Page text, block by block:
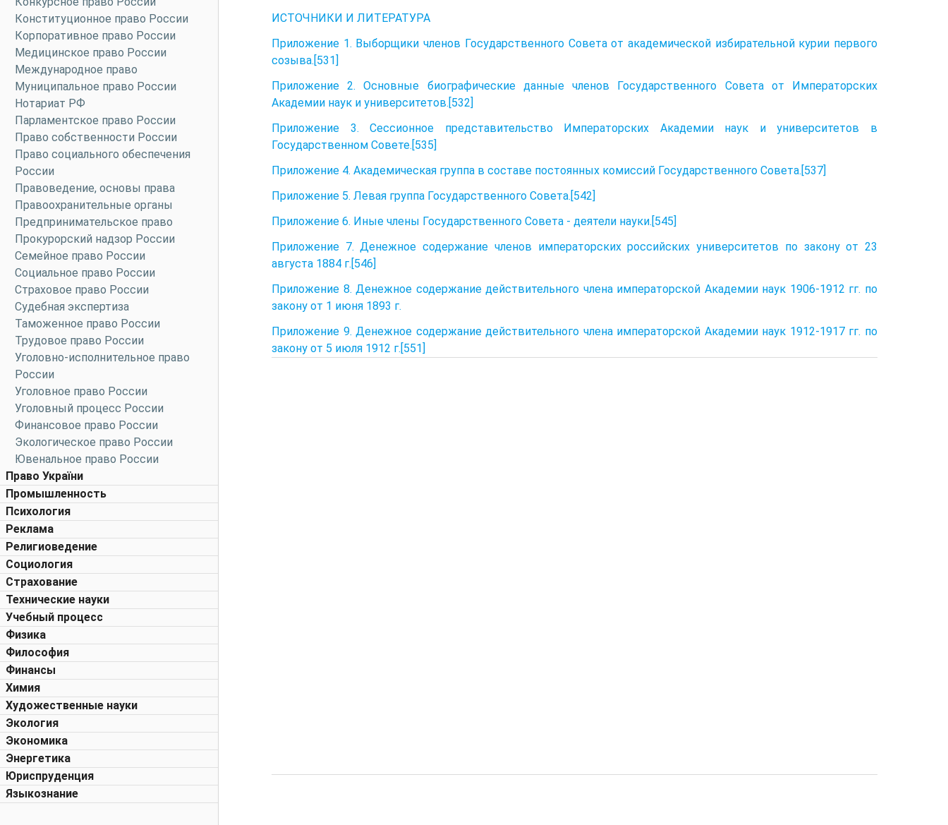
Конституционное право России
Корпоративное право России
Медицинское право России
Международное право
Муниципальное право России
Нотариат РФ
Парламентское право России
Право собственности России
Право социального обеспечения
России
Правоведение, основы права
Правоохранительные органы
Предпринимательское право
Прокурорский надзор России
Семейное право России
Социальное право России
Страховое право России
Судебная экспертиза
Таможенное право России
Трудовое право России
Уголовно-исполнительное право
России
Уголовное право России
Уголовный процесс России
Финансовое право России
Экологическое право России
Ювенальное право России
Право України
Промышленность
Психология
Реклама
Религиоведение
Социология
Страхование
Технические науки
Учебный процесс
Физика
Философия
Финансы
Химия
Художественные науки
Экология
Экономика
Энергетика
Юриспруденция
Языкознание
ИСТОЧНИКИ И ЛИТЕРАТУРА
Приложение 1. Выборщики членов Государственного Совета от академической избирательной курии первого
созыва.[531]
Приложение 2. Основные биографические данные членов Государственного Совета от Императорских
Академии наук и университетов.[532]
Приложение 3. Сессионное представительство Императорских Академии наук и университетов в
Государственном Совете.[535]
Приложение 4. Академическая группа в составе постоянных комиссий Государственного Совета.[537]
Приложение 5. Левая группа Государственного Совета.[542]
Приложение 6. Иные члены Государственного Совета - деятели науки.[545]
Приложение 7. Денежное содержание членов императорских российских университетов по закону от 23
августа 1884 г.[546]
Приложение 8. Денежное содержание действительного члена императорской Академии наук 1906-1912 гг. по
закону от 1 июня 1893 г.
Приложение 9. Денежное содержание действительного члена императорской Академии наук 1912-1917 гг. по
закону от 5 июля 1912 г.[551]